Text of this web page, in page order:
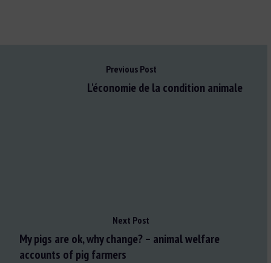
Previous Post
L'économie de la condition animale
Next Post
My pigs are ok, why change? – animal welfare
accounts of pig farmers